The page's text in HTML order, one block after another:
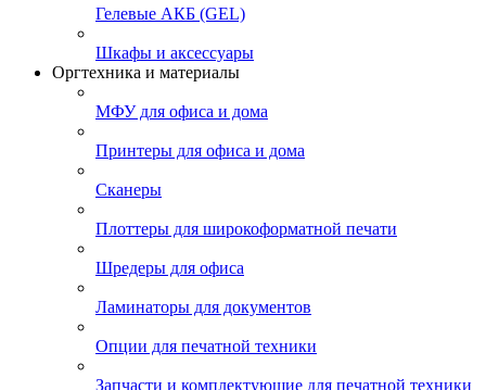
Гелевые АКБ (GEL)
Шкафы и аксессуары
Оргтехника и материалы
МФУ для офиса и дома
Принтеры для офиса и дома
Сканеры
Плоттеры для широкоформатной печати
Шредеры для офиса
Ламинаторы для документов
Опции для печатной техники
Запчасти и комплектующие для печатной техники